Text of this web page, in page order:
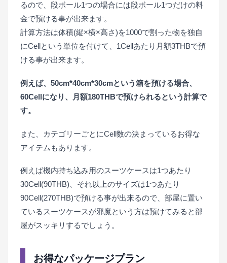
るので、段ボール1つの場合には段ボール1つだけの料
金で預ける事が出来ます。
計算方法は体積(縦×横×高さ)を1000で割った物を独自
にCellという単位を付けて、1Cellあたり月額3THBで預
ける事が出来ます。
例えば、50cm*40cm*30cmという箱を預ける場合、
60Cellになり、月額180THBで預けられるという計算で
す。
また、カテゴリーごとにCell数の決まっているお得な
アイテムもあります。
例えば機内持ち込み用のスーツケースは1つあたり
30Cell(90THB)、それ以上のサイズは1つあたり
90Cell(270THB)で預ける事が出来るので、部屋に置い
ているスーツケースが邪魔という方は預けてみると部
屋がスッキリするでしょう。
お得なパッケージプラン